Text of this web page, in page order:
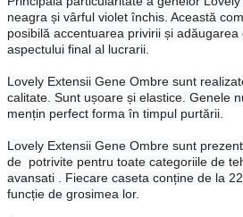
neagra și vârful violet închis. Această
posibilă accentuarea privirii și
aspectului final al lucrarii.
Lovely Extensii Gene Ombre sunt
calitate. Sunt ușoare și elastice. Genele
mențin perfect forma în timpul purtării.
Lovely Extensii Gene Ombre sunt
de  potrivite pentru toate categoriile de
avansati . Fiecare caseta conține de la
funcție de grosimea lor.